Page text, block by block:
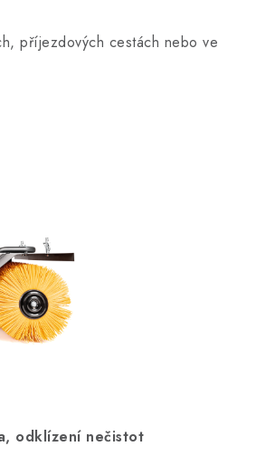
příjezdových cestách nebo ve
odklízení nečistot